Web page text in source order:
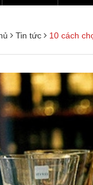
Tin tức 10 cách